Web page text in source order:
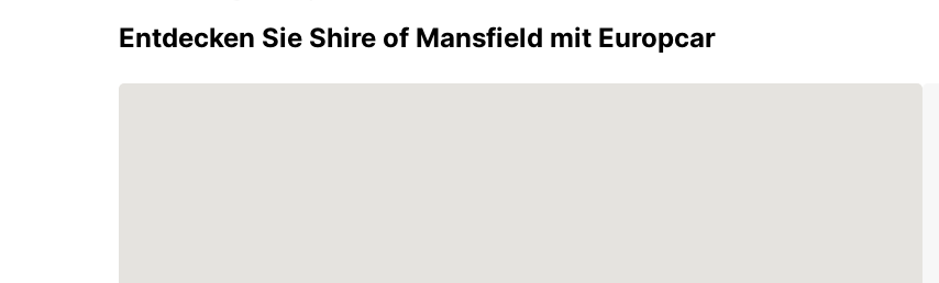
Entdecken Sie Shire of Mansfield mit Europcar